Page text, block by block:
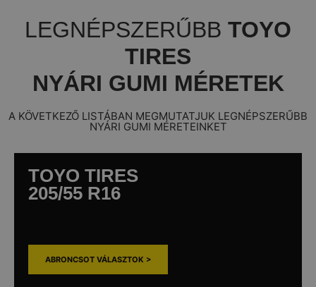
LEGNÉPSZERŰBB TOYO
TIRES
NYÁRI GUMI MÉRETEK
A KÖVETKEZŐ LISTÁBAN MEGMUTATJUK LEGNÉPSZERŰBB
NYÁRI GUMI MÉRETEINKET
TOYO TIRES
205/55 R16
ABRONCSOT VÁLASZTOK >